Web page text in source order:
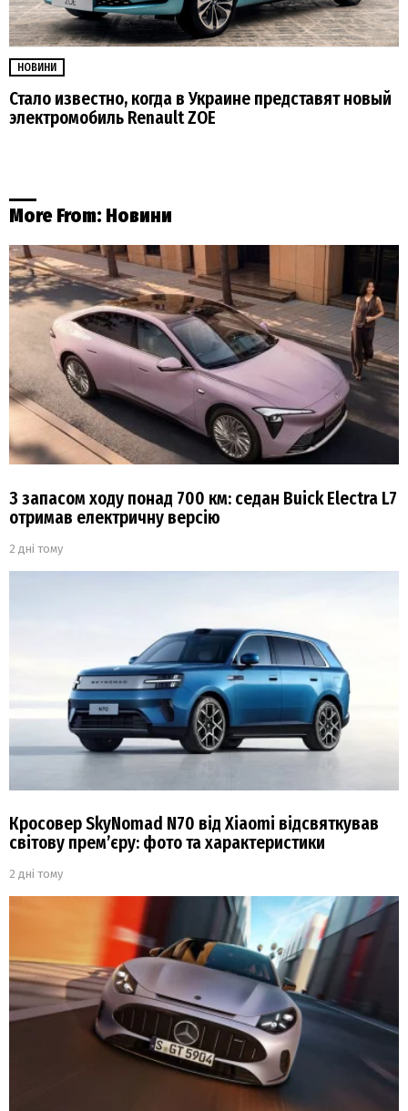
НОВИНИ
Стало известно, когда в Украине представят новый
электромобиль Renault ZOE
More From: Новини
З запасом ходу понад 700 км: седан Buick Electra L7
отримав електричну версію
2 дні тому
Кросовер SkyNomad N70 від Xiaomi відсвяткував
світову прем’єру: фото та характеристики
2 дні тому